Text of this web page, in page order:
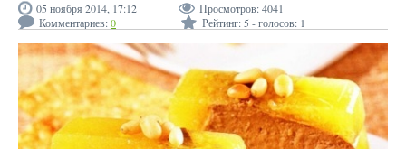
05 ноября 2014, 17:12 Просмотров:4041
Комментариев:0 Рейтинг: 5 - голосов: 1